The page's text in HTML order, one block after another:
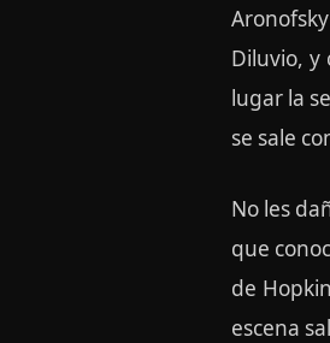
Diluvio, y
lugar la
se sale
No les
que
de
escena